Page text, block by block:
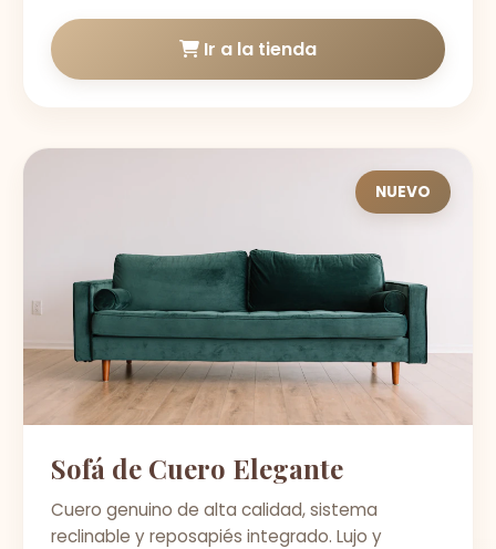
Ir a la tienda
NUEVO
Sofá de Cuero Elegante
Cuero genuino de alta calidad, sistema
reclinable y reposapiés integrado. Lujo y